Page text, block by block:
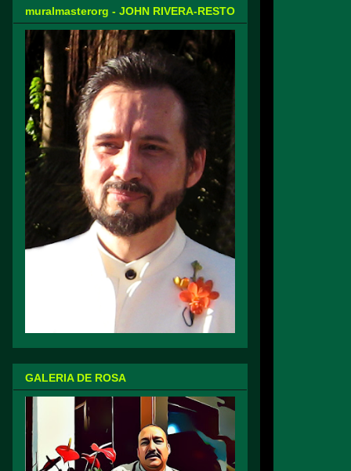
muralmasterorg - JOHN RIVERA-RESTO
GALERIA DE ROSA